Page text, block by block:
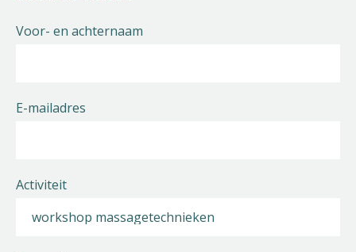
Voor- en achternaam
E-mailadres
Activiteit